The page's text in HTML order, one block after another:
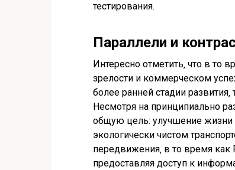
тестирования.
Параллели и
Интересно отметить‚ что в то
зрелости и коммерческом
более ранней стадии
Несмотря на принципиально
общую цель: улучшение жизни
экологически чистом
передвижения‚ в то время как
предоставляя доступ к